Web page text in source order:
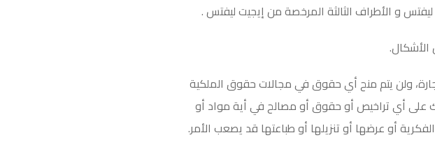
و الأطراف الثالثة المرخصة من إيجيت ليفتس.
الأشكال.
ولن يتم منح أي حقوق في مجالات حقوق الملكية
على أي تراخيص أو حقوق أو مصالح في أية مواد أو
أو عرضها أو تنزيلها أو طباعتها قد يصعب الأمر.